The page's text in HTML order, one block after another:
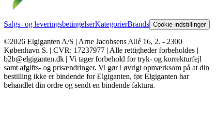
Salgs- og leveringsbetingelserKategorierBrands Cookie indstillinger
©2026 Elgiganten A/S | Arne Jacobsens Allé 16, 2. - 2300
København S. | CVR: 17237977 | Alle rettigheder forbeholdes |
b2b@elgiganten.dk | Vi tager forbehold for tryk- og korrekturfejl
samt afgifts- og prisændringer. Vi gør i øvrigt opmærksom på at din
bestilling ikke er bindende for Elgiganten, før Elgiganten har
behandlet din ordre og sendt en bindende faktura.